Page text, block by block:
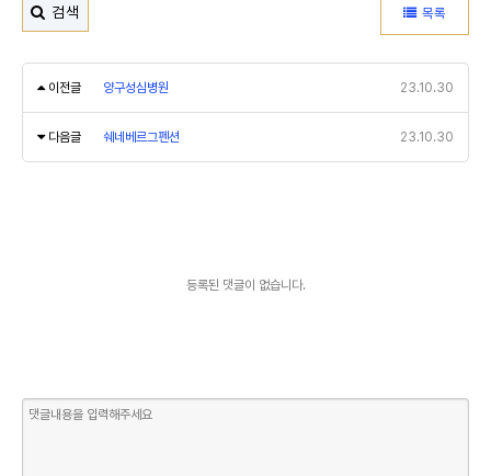
검색 목록
이전글 양구성심병원 23.10.30
다음글 쉐네베르그펜션 23.10.30
등록된 댓글이 없습니다.